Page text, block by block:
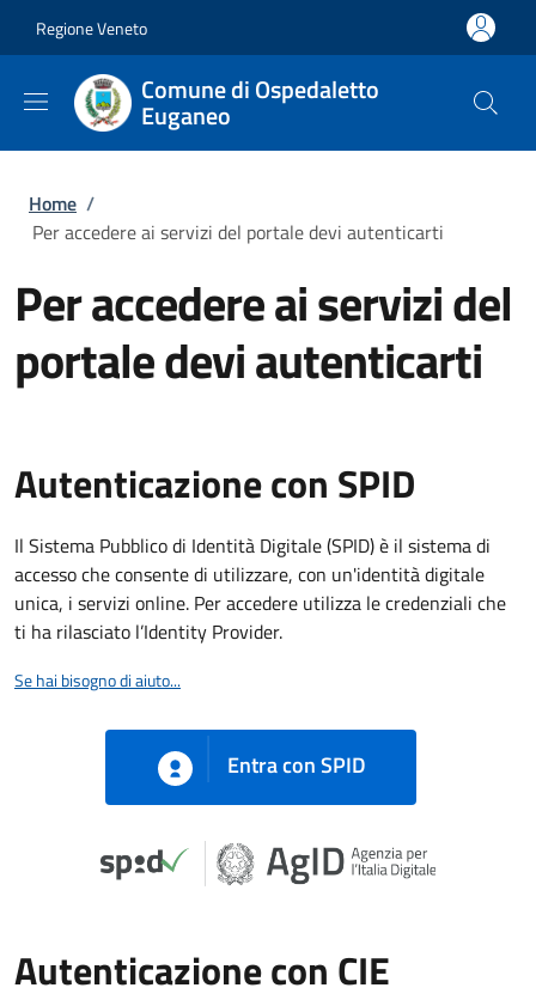
Regione Veneto
Comune di Ospedaletto
Euganeo
Briciole di pane
Home /
Per accedere ai servizi del portale devi autenticarti
Per accedere ai servizi del
portale devi autenticarti
Autenticazione con SPID
Il Sistema Pubblico di Identità Digitale (SPID) è il sistema di
accesso che consente di utilizzare, con un'identità digitale
unica, i servizi online. Per accedere utilizza le credenziali che
ti ha rilasciato l’Identity Provider.
Se hai bisogno di aiuto...
Entra con SPID
Autenticazione con CIE